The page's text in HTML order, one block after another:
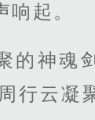
响起。
的神魂
行云凝